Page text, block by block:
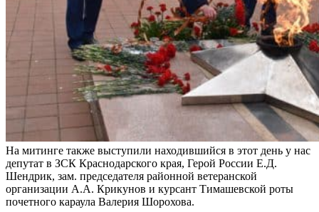
На митинге также выступили находившийся в этот день у нас
депутат в ЗСК Краснодарского края, Герой России Е.Д.
Шендрик, зам. председателя районной ветеранской
организации А.А. Крикунов и курсант Тимашевской роты
почетного караула Валерия Шорохова.